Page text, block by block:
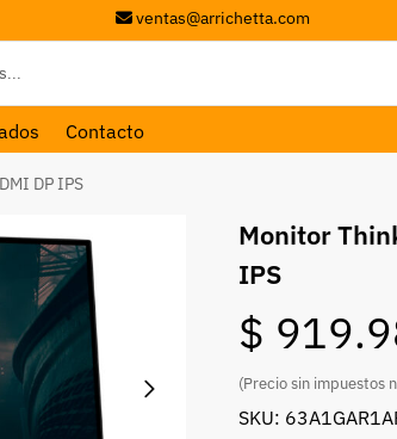
ventas@arrichetta.com
Contacto
DP IPS
Monitor
IPS
$
(Precio sin impuestos
SKU: